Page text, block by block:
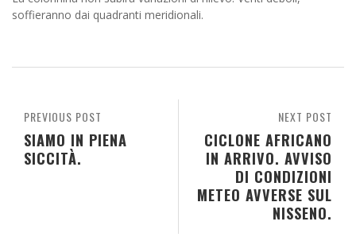
soffieranno dai quadranti meridionali.
NEXT POST
CICLONE AFRICANO
IN ARRIVO. AVVISO
DI CONDIZIONI
METEO AVVERSE SUL
NISSENO.
PREVIOUS POST
SIAMO IN PIENA
SICCITÀ.